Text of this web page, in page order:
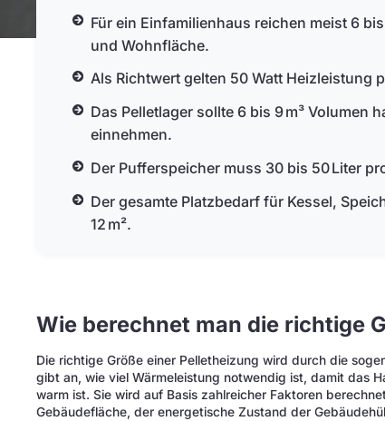
Für ein Einfamilienhaus reichen meist 6
und Wohnfläche.
Als Richtwert gelten 50 Watt Heizleistung
Das Pelletlager sollte 6 bis 9 m³ Volumen
einnehmen.
Der Pufferspeicher muss 30 bis 50 Liter
Der gesamte Platzbedarf für Kessel,
12 m².
Wie berechnet man die richtige
Die richtige Größe einer Pelletheizung wird durch die
gibt an, wie viel Wärmeleistung notwendig ist, damit das
warm ist. Sie wird auf Basis zahlreicher Faktoren
Gebäudefläche, der energetische Zustand der